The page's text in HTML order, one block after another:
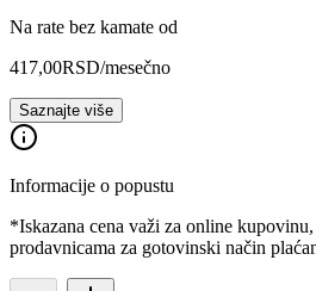
Na rate bez kamate od
417,00RSD/mesečno
Saznajte više
Informacije o popustu
*Iskazana cena važi za online
prodavnicama za gotovinski način